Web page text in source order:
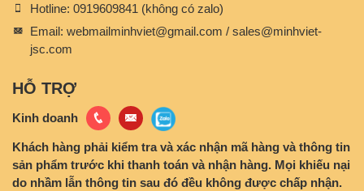
Hotline: 0919609841 (không có zalo)
Email: webmailminhviet@gmail.com / sales@minhviet-
jsc.com
HỖ TRỢ
Kinh doanh
Khách hàng phải kiểm tra và xác nhận mã hàng và thông tin
sản phẩm trước khi thanh toán và nhận hàng. Mọi khiếu nại
do nhầm lẫn thông tin sau đó đều không được chấp nhận.